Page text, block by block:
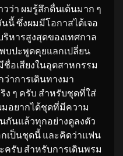
ว่า ผมรู้สึกตื่นเต้นมาก ๆ
นี้ ซึ่งผมมีโอกาสได้เจอ
หารสูงสุดของเทศกาล
บปะพูดคุยแลกเปลี่ยน
อเสียงในอุตสาหกรรม
าการเดินทางมา
ง ๆ ครับ สำหรับชุดที่ใส่
มอยากได้ชุดที่มีความ
กันแล้วทุกอย่างดูลงตัว
กเป็นชุดนี้ และคิดว่าแฟน
รับ สำหรับการเดินพรม